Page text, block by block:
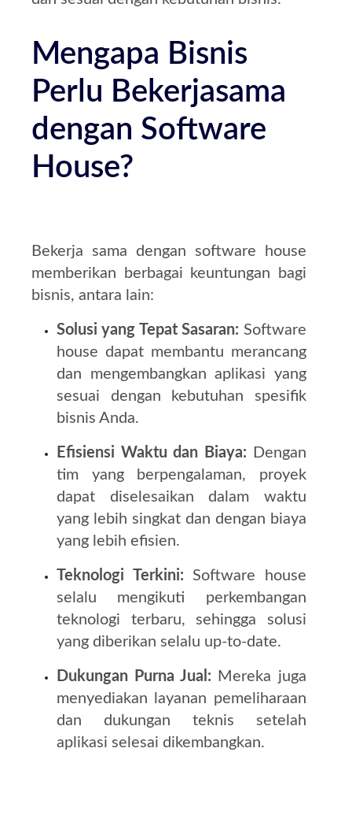
Mengapa Bisnis
Perlu Bekerjasama
dengan Software
House?
Bekerja sama dengan software house
memberikan berbagai keuntungan bagi
bisnis, antara lain:
Solusi yang Tepat Sasaran: Software
house dapat membantu merancang
dan mengembangkan aplikasi yang
sesuai dengan kebutuhan spesifik
bisnis Anda.
Efisiensi Waktu dan Biaya: Dengan
tim yang berpengalaman, proyek
dapat diselesaikan dalam waktu
yang lebih singkat dan dengan biaya
yang lebih efisien.
Teknologi Terkini:
Software house
selalu mengikuti perkembangan
teknologi terbaru, sehingga solusi
yang diberikan selalu up-to-date.
Dukungan Purna Jual: Mereka juga
menyediakan layanan pemeliharaan
dan dukungan teknis setelah
aplikasi selesai dikembangkan.